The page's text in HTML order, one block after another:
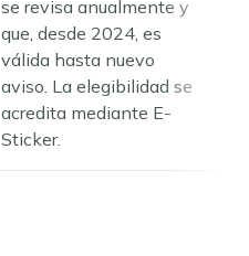
se revisa anualmente y
que, desde 2024, es
válida hasta nuevo
aviso. La elegibilidad se
acredita mediante E-
Sticker.